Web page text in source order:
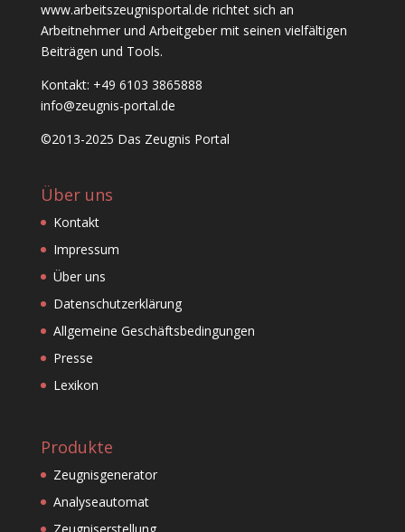
www.arbeitszeugnisportal.de richtet sich an
Arbeitnehmer und Arbeitgeber mit seinen vielfältigen
Beiträgen und Tools.
Kontakt: +49 6103 3865888
info@zeugnis-portal.de
©2013-2025 Das Zeugnis Portal
Über uns
Kontakt
Impressum
Über uns
Datenschutzerklärung
Allgemeine Geschäftsbedingungen
Presse
Lexikon
Produkte
Zeugnisgenerator
Analyseautomat